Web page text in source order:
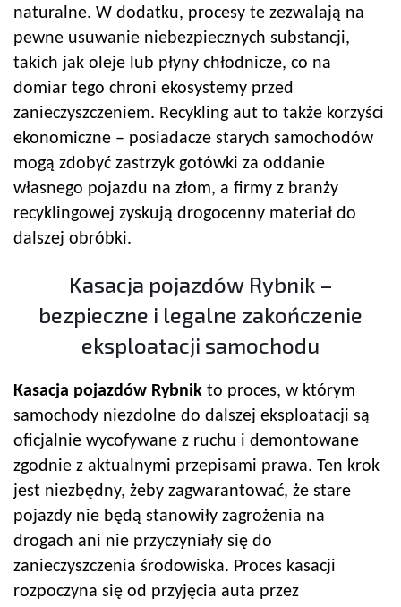
naturalne. W dodatku, procesy te zezwalają na
pewne usuwanie niebezpiecznych substancji,
takich jak oleje lub płyny chłodnicze, co na
domiar tego chroni ekosystemy przed
zanieczyszczeniem. Recykling aut to także korzyści
ekonomiczne – posiadacze starych samochodów
mogą zdobyć zastrzyk gotówki za oddanie
własnego pojazdu na złom, a firmy z branży
recyklingowej zyskują drogocenny materiał do
dalszej obróbki.
Kasacja pojazdów Rybnik –
bezpieczne i legalne zakończenie
eksploatacji samochodu
Kasacja pojazdów Rybnik to proces, w którym
samochody niezdolne do dalszej eksploatacji są
oficjalnie wycofywane z ruchu i demontowane
zgodnie z aktualnymi przepisami prawa. Ten krok
jest niezbędny, żeby zagwarantować, że stare
pojazdy nie będą stanowiły zagrożenia na
drogach ani nie przyczyniały się do
zanieczyszczenia środowiska. Proces kasacji
rozpoczyna się od przyjęcia auta przez